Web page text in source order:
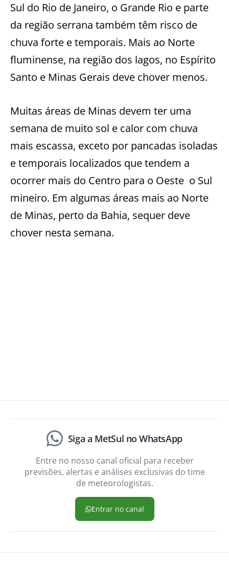
Sul do Rio de Janeiro, o Grande Rio e parte
da região serrana também têm risco de
chuva forte e temporais. Mais ao Norte
fluminense, na região dos lagos, no Espírito
Santo e Minas Gerais deve chover menos.
Muitas áreas de Minas devem ter uma
semana de muito sol e calor com chuva
mais escassa, exceto por pancadas isoladas
e temporais localizados que tendem a
ocorrer mais do Centro para o Oeste o Sul
mineiro. Em algumas áreas mais ao Norte
de Minas, perto da Bahia, sequer deve
chover nesta semana.
Siga a MetSul no WhatsApp
Entre no nosso canal oficial para receber
previsões, alertas e análises exclusivas do time
de meteorologistas.
Entrar no canal